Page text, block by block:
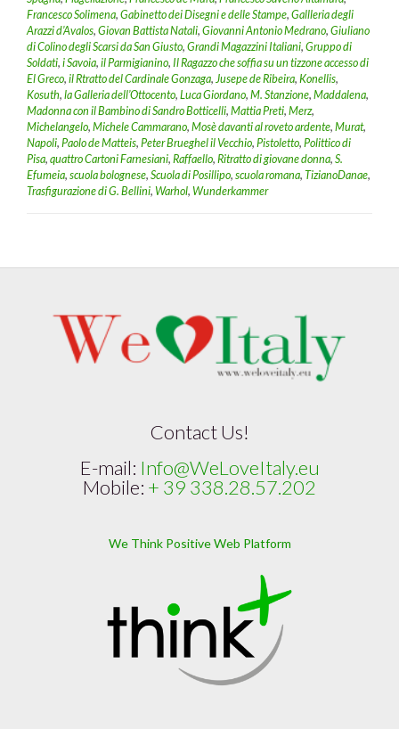
Francesco Solimena, Gabinetto dei Disegni e delle Stampe, Gallleria degli
Arazzi d’Avalos, Giovan Battista Natali, Giovanni Antonio Medrano, Giuliano
di Colino degli Scarsi da San Giusto, Grandi Magazzini Italiani, Gruppo di
Soldati, i Savoia, il Parmigianino, Il Ragazzo che soffia su un tizzone accesso di
El Greco, il Rtratto del Cardinale Gonzaga, Jusepe de Ribeira, Konellis,
Kosuth, la Galleria dell’Ottocento, Luca Giordano, M. Stanzione, Maddalena,
Madonna con il Bambino di Sandro Botticelli, Mattia Preti, Merz,
Michelangelo, Michele Cammarano, Mosè davanti al roveto ardente, Murat,
Napoli, Paolo de Matteis, Peter Brueghel il Vecchio, Pistoletto, Polittico di
Pisa, quattro Cartoni Farnesiani, Raffaello, Ritratto di giovane donna, S.
Efumeia, scuola bolognese, Scuola di Posillipo, scuola romana, TizianoDanae,
Trasfigurazione di G. Bellini, Warhol, Wunderkammer
Contact Us!
E-mail: Info@WeLoveItaly.eu
Mobile: + 39 338.28.57.202
We Think Positive Web Platform